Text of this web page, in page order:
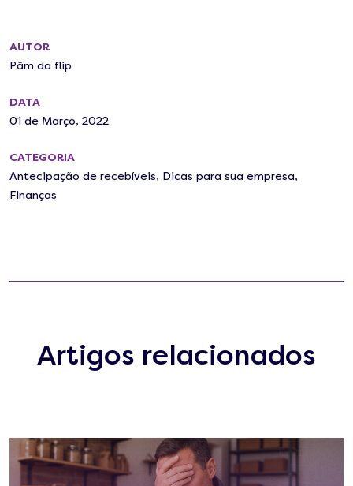
AUTOR
Pâm da flip
DATA
01 de Março, 2022
CATEGORIA
Antecipação de recebíveis, Dicas para sua empresa,
Finanças
Artigos relacionados